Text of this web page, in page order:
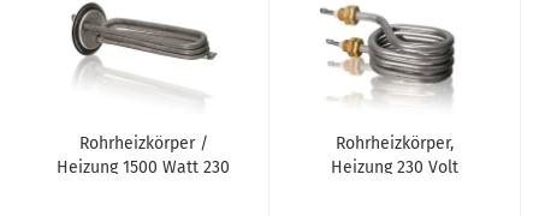
Rohrheizkörper /
Heizung 1500 Watt 230
Rohrheizkörper,
Heizung 230 Volt